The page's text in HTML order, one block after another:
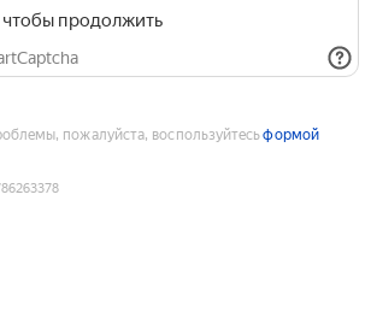
продолжить
пожалуйста, воспользуйтесьформой